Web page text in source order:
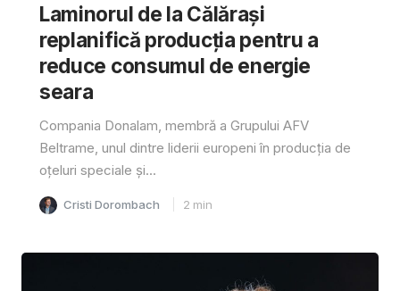
Laminorul de la Călărași
replanifică producția pentru a
reduce consumul de energie
seara
Compania Donalam, membră a Grupului AFV
Beltrame, unul dintre liderii europeni în producția de
oțeluri speciale și...
Cristi Dorombach 2 min